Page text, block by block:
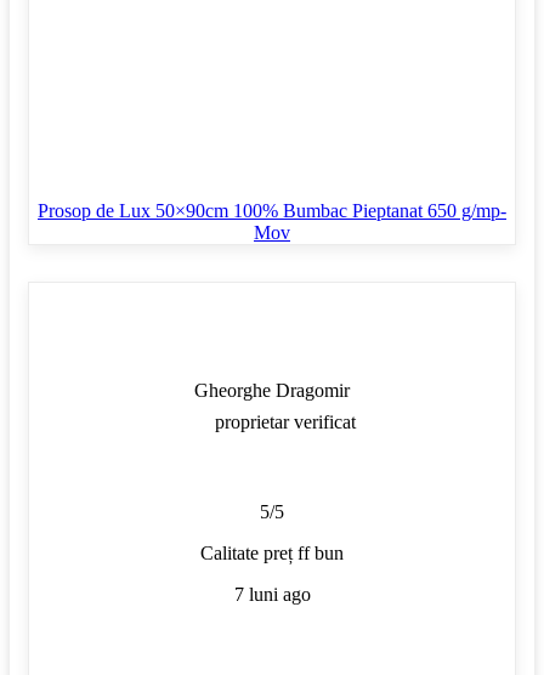
Prosop de Lux 50×90cm 100% Bumbac Pieptanat 650 g/mp-
Mov
Gheorghe Dragomir
proprietar verificat
5/5
Calitate preț ff bun
7 luni ago